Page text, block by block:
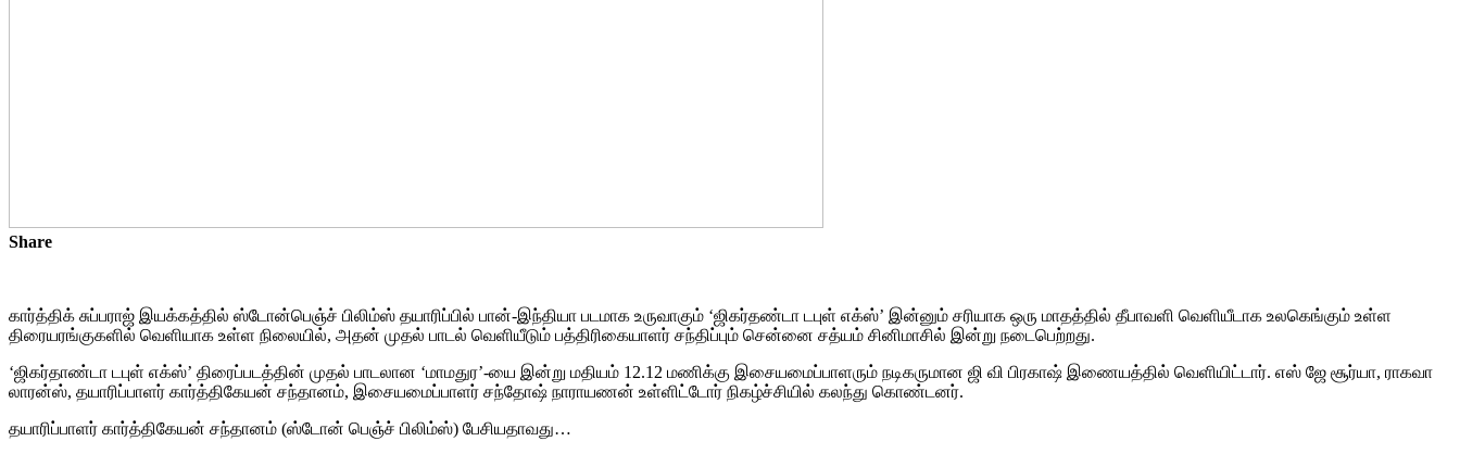
Share
கார்த்திக் சுப்பராஜ் இயக்கத்தில் ஸ்டோன்பெஞ்ச் பிலிம்ஸ் தயாரிப்பில் பான்-இந்தியா படமாக உருவாகும் ‘ஜிகர்தண்டா டபுள் எக்ஸ்’ இன்னும் சரியாக ஒரு மாதத்தில் தீபாவளி வெளியீடாக உலகெங்கும் உள்ள
திரையரங்குகளில் வெளியாக உள்ள நிலையில், அதன் முதல் பாடல் வெளியீடும் பத்திரிகையாளர் சந்திப்பும் சென்னை சத்யம் சினிமாசில் இன்று நடைபெற்றது.
‘ஜிகர்தாண்டா டபுள் எக்ஸ்’ திரைப்படத்தின் முதல் பாடலான ‘மாமதுர’-யை இன்று மதியம் 12.12 மணிக்கு இசையமைப்பாளரும் நடிகருமான ஜி வி பிரகாஷ் இணையத்தில் வெளியிட்டார். எஸ் ஜே சூர்யா, ராகவா
லாரன்ஸ், தயாரிப்பாளர் கார்த்திகேயன் சந்தானம், இசையமைப்பாளர் சந்தோஷ் நாராயணன் உள்ளிட்டோர் நிகழ்ச்சியில் கலந்து கொண்டனர்.
தயாரிப்பாளர் கார்த்திகேயன் சந்தானம் (ஸ்டோன் பெஞ்ச் பிலிம்ஸ்) பேசியதாவது…